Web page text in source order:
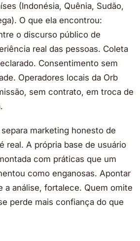
(Indonésia, Quênia, Sudão,
O que ela encontrou:
o discurso público de
real das pessoas. Coleta
Consentimento sem
Operadores locais da Orb
sem contrato, em troca de
marketing honesto de
real. A própria base de usuário
com práticas que um
como enganosas. Apontar
a análise, fortalece. Quem omite
perde mais confiança do que